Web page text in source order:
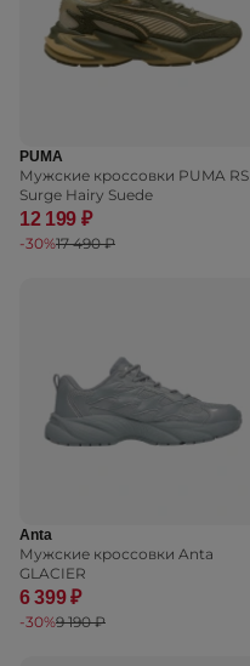
PUMA
Мужские кроссовки PUMA RS
Surge Hairy Suede
12 199 ₽
-30%17 490 ₽
Anta
Мужские кроссовки Anta
GLACIER
6 399 ₽
-30%9 190 ₽